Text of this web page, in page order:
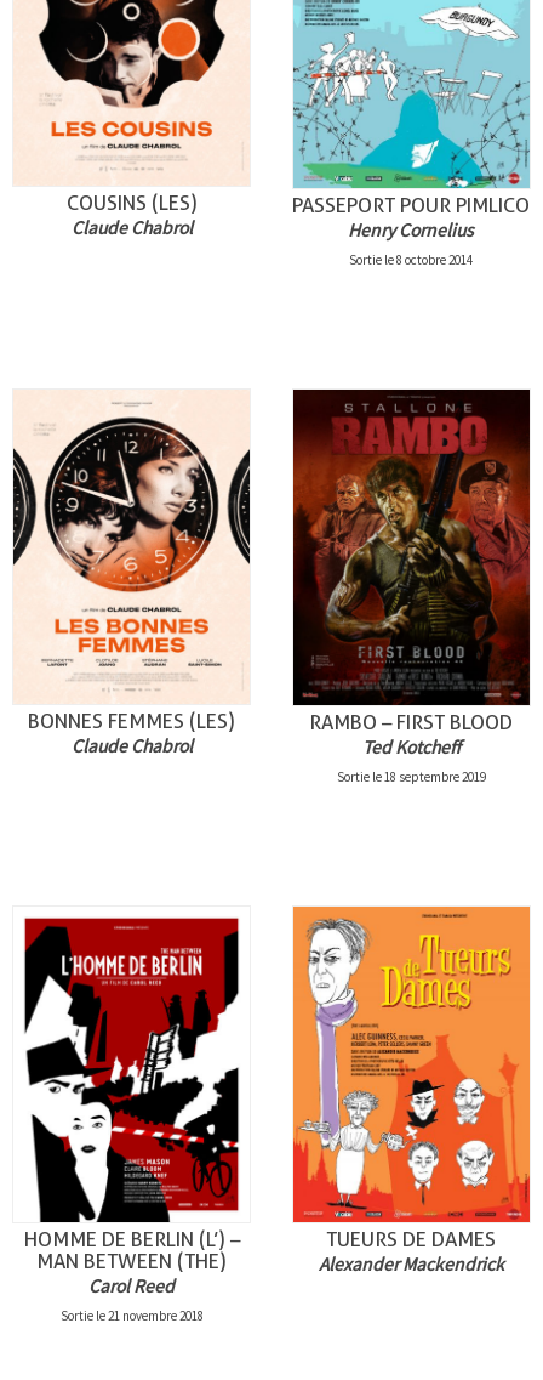
COUSINS (LES)
Claude Chabrol
PASSEPORT POUR PIMLICO
Henry Cornelius
Sortie le 8 octobre 2014
BONNES FEMMES (LES)
Claude Chabrol
RAMBO – FIRST BLOOD
Ted Kotcheff
Sortie le 18 septembre 2019
HOMME DE BERLIN (L’) –
MAN BETWEEN (THE)
Carol Reed
Sortie le 21 novembre 2018
TUEURS DE DAMES
Alexander Mackendrick